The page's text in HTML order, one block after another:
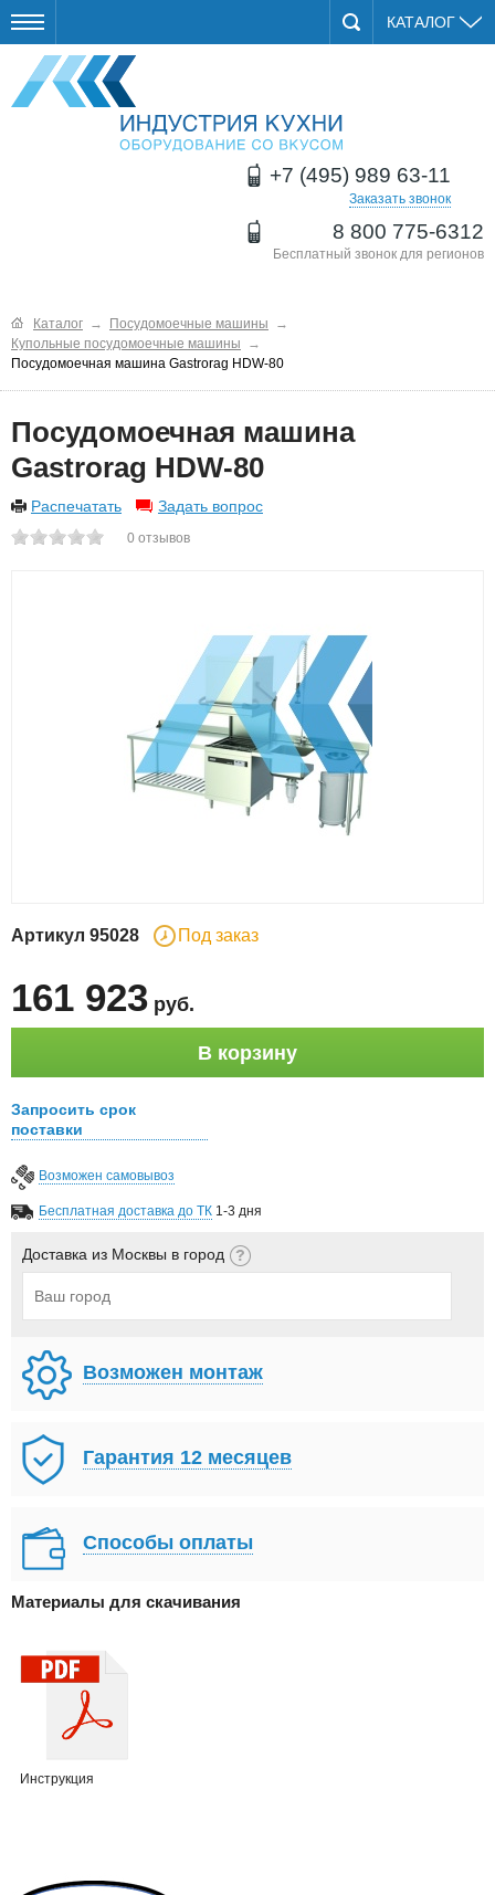
КАТАЛОГ
+7 (495) 989 63-11
Заказать звонок
8 800 775-6312
Бесплатный звонок для регионов
Каталог → Посудомоечные машины
→
Купольные посудомоечные машины
→
Посудомоечная машина Gastrorag HDW-80
Посудомоечная машина
Gastrorag HDW-80
Распечатать Задать вопрос
0 отзывов
Артикул 95028 Под заказ
161 923 руб.
В корзину
Запросить срок
поставки
Возможен самовывоз
Бесплатная доставка до ТК 1-3 дня
Доставка из Москвы в город
Возможен монтаж
Гарантия 12 месяцев
Способы оплаты
Материалы для скачивания
Инструкция